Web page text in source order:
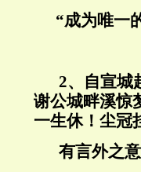
“成为唯一
2、自宣城
谢公城畔溪惊
一生休！尘冠
有言外之